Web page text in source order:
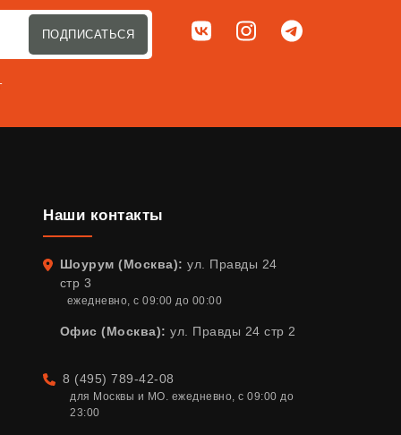
ПОДПИСАТЬСЯ Мы в соц. сетях
ВКонтактеInstagramTelegram
Наши контакты
Адрес
Шоурум (Москва): ул. Правды 24
стр 3
ежедневно, с 09:00 до 00:00
Офис (Москва): ул. Правды 24 стр 2
Телефон
8 (495) 789-42-08
для Москвы и МО. ежедневно, с 09:00 до
23:00